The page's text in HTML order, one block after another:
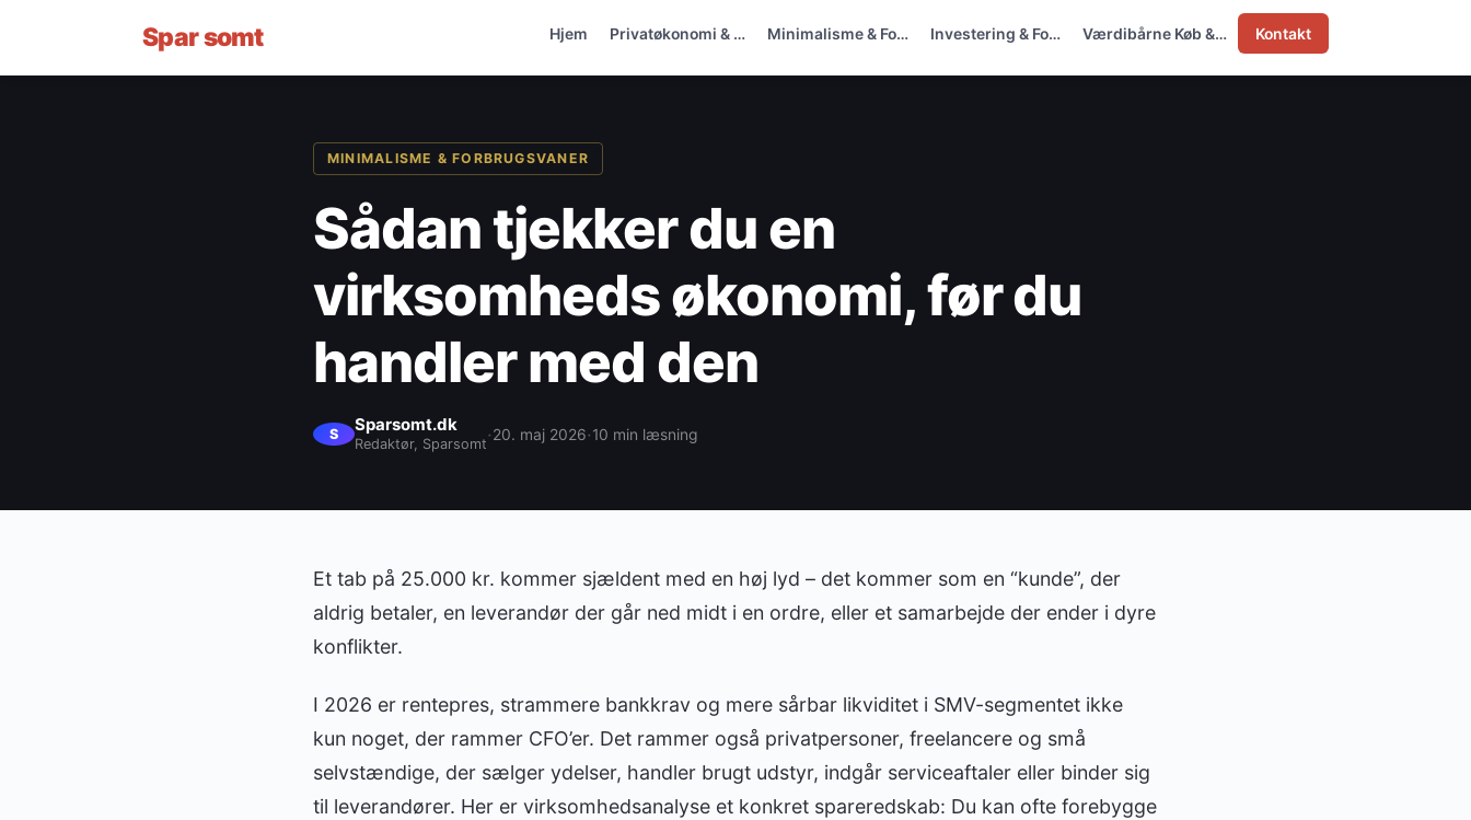
Sparsomt Hjem Privatøkonomi & … Minimalisme & Fo… Investering & Fo… Værdibårne Køb &… Kontakt
MINIMALISME & FORBRUGSVANER
Sådan tjekker du en
virksomheds økonomi, før du
handler med den
S Sparsomt.dk
Redaktør, Sparsomt·20. maj 2026·10 min læsning
Et tab på 25.000 kr. kommer sjældent med en høj lyd – det kommer som en “kunde”, der
aldrig betaler, en leverandør der går ned midt i en ordre, eller et samarbejde der ender i dyre
konflikter.
I 2026 er rentepres, strammere bankkrav og mere sårbar likviditet i SMV-segmentet ikke
kun noget, der rammer CFO’er. Det rammer også privatpersoner, freelancere og små
selvstændige, der sælger ydelser, handler brugt udstyr, indgår serviceaftaler eller binder sig
til leverandører. Her er virksomhedsanalyse et konkret spareredskab: Du kan ofte forebygge